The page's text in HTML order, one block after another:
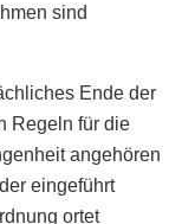
sind
Ende der
Regeln für die
angehören
eingeführt
ortet